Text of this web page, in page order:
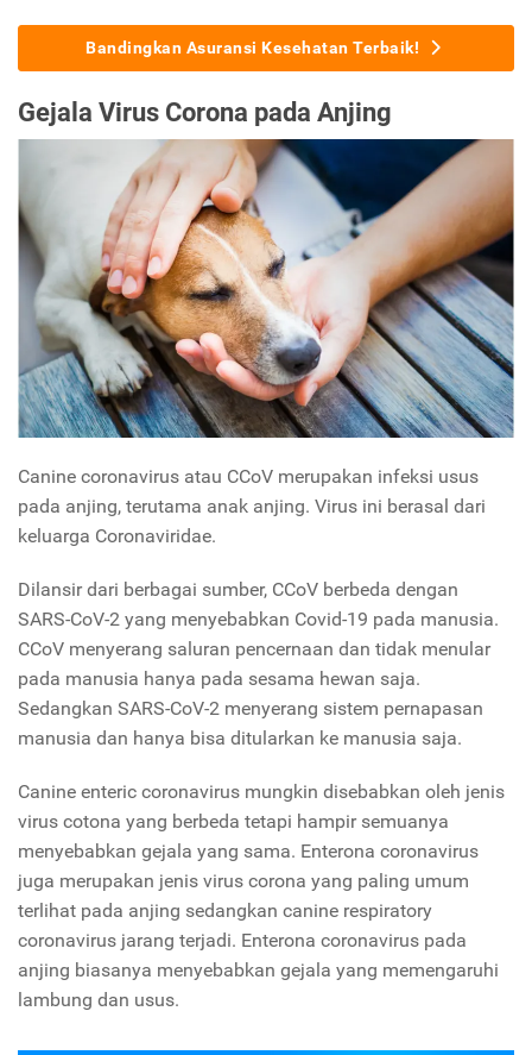
Bandingkan Asuransi Kesehatan Terbaik!
Gejala Virus Corona pada Anjing
Canine coronavirus atau CCoV merupakan infeksi usus
pada anjing, terutama anak anjing. Virus ini berasal dari
keluarga Coronaviridae.
Dilansir dari berbagai sumber, CCoV berbeda dengan
SARS-CoV-2 yang menyebabkan Covid-19 pada manusia.
CCoV menyerang saluran pencernaan dan tidak menular
pada manusia hanya pada sesama hewan saja.
Sedangkan SARS-CoV-2 menyerang sistem pernapasan
manusia dan hanya bisa ditularkan ke manusia saja.
Canine enteric coronavirus mungkin disebabkan oleh jenis
virus cotona yang berbeda tetapi hampir semuanya
menyebabkan gejala yang sama. Enterona coronavirus
juga merupakan jenis virus corona yang paling umum
terlihat pada anjing sedangkan canine respiratory
coronavirus jarang terjadi. Enterona coronavirus pada
anjing biasanya menyebabkan gejala yang memengaruhi
lambung dan usus.